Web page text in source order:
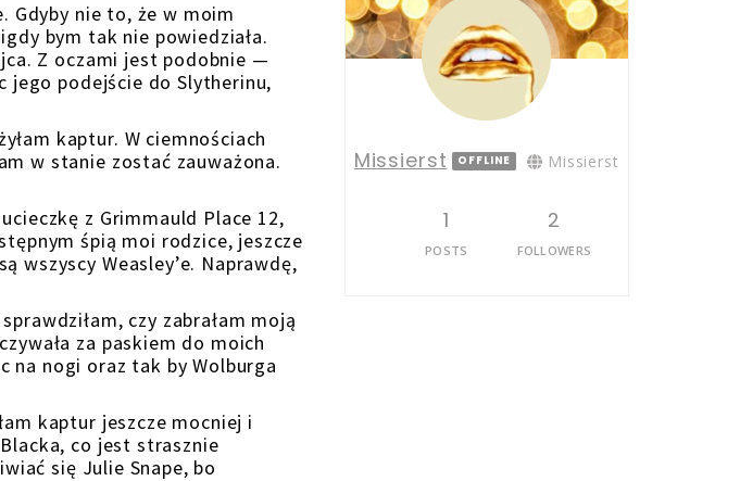
Gdyby nie to, że w moim
bym tak nie powiedziała.
Z oczami jest podobnie —
jego podejście do Slytherinu,
kaptur. W ciemnościach
w stanie zostać zauważona.
z Grimmauld Place 12,
śpią moi rodzice, jeszcze
wszyscy Weasley’e. Naprawdę,
czy zabrałam moją
za paskiem do moich
na nogi oraz tak by Wolburga
kaptur jeszcze mocniej i
co jest strasznie
się Julie Snape, bo
Missierst OFFLINE Missierst
1
POSTS
2
FOLLOWERS